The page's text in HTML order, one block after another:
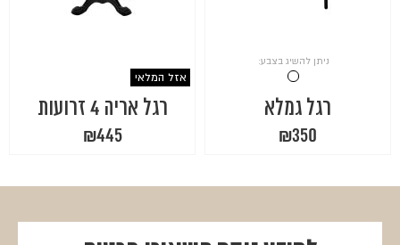
ניתן להשיג בצבע:
רגל גמלא
₪350
אזל המלאי
רגל אריה 4 זרועות
₪445